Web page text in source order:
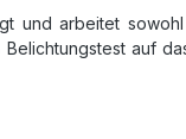
und arbeitet
auf